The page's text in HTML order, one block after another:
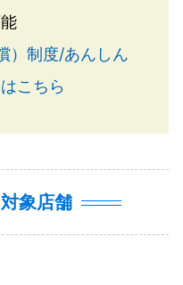
）制度/あんしん
こちら
象店舗